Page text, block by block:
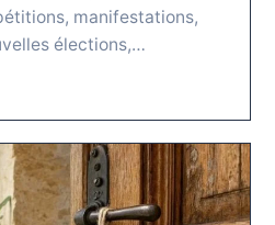
manifestations,
élections,…